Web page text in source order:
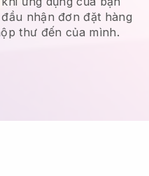
nhận đơn đặt hàng
thư đến của mình.